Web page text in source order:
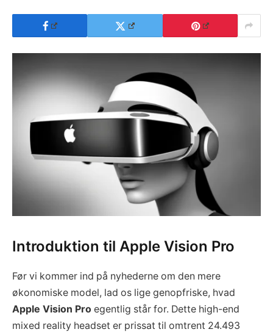
Introduktion til Apple Vision Pro
Før vi kommer ind på nyhederne om den mere
økonomiske model, lad os lige genopfriske, hvad
Apple Vision Pro egentlig står for. Dette high-end
mixed reality headset er prissat til omtrent 24.493